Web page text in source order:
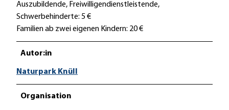
Auszubildende, Freiwilligendienstleistende,
Schwerbehinderte: 5 €
Familien ab zwei eigenen Kindern: 20 €
Autor:in
Naturpark Knüll
Organisation